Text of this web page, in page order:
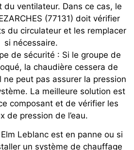
du ventilateur. Dans ce cas, le
(77131) doit vérifier
du circulateur et les remplacer
si nécessaire.
de sécurité : Si le groupe de
la chaudière cessera de
ne peut pas assurer la pression
La meilleure solution est
composant et de vérifier les
de pression de l’eau.
Leblanc est en panne ou si
un système de chauffage